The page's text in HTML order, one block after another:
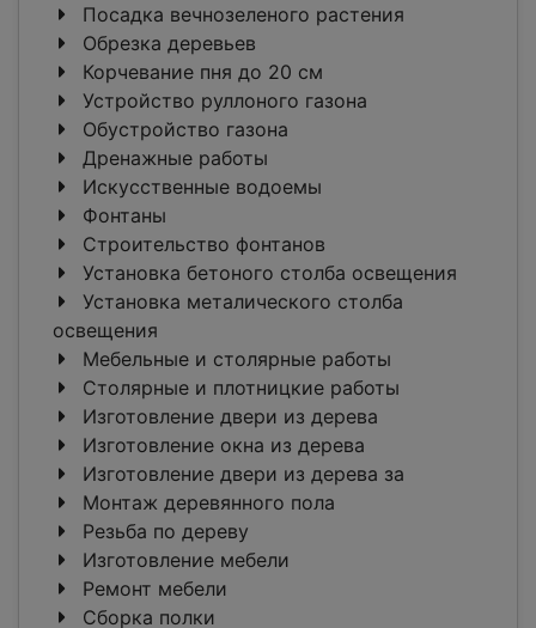
Посадка вечнозеленого растения
Обрезка деревьев
Корчевание пня до 20 см
Устройство руллоного газона
Обустройство газона
Дренажные работы
Искусственные водоемы
Фонтаны
Строительство фонтанов
Установка бетоного столба освещения
Установка металического столба
освещения
Мебельные и столярные работы
Столярные и плотницкие работы
Изготовление двери из дерева
Изготовление окна из дерева
Изготовление двери из дерева за
Монтаж деревянного пола
Резьба по дереву
Изготовление мебели
Ремонт мебели
Сборка полки